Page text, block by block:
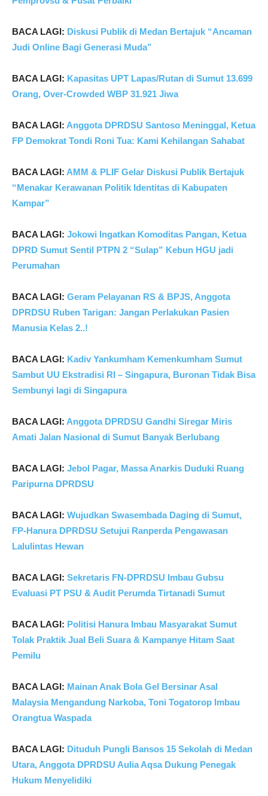
BACA LAGI: Diskusi Publik di Medan Bertajuk “Ancaman
Judi Online Bagi Generasi Muda”
BACA LAGI: Kapasitas UPT Lapas/Rutan di Sumut 13.699
Orang, Over-Crowded WBP 31.921 Jiwa
BACA LAGI: Anggota DPRDSU Santoso Meninggal, Ketua
FP Demokrat Tondi Roni Tua: Kami Kehilangan Sahabat
BACA LAGI: AMM & PLIF Gelar Diskusi Publik Bertajuk
“Menakar Kerawanan Politik Identitas di Kabupaten
Kampar”
BACA LAGI: Jokowi Ingatkan Komoditas Pangan, Ketua
DPRD Sumut Sentil PTPN 2 “Sulap” Kebun HGU jadi
Perumahan
BACA LAGI: Geram Pelayanan RS & BPJS, Anggota
DPRDSU Ruben Tarigan: Jangan Perlakukan Pasien
Manusia Kelas 2..!
BACA LAGI: Kadiv Yankumham Kemenkumham Sumut
Sambut UU Ekstradisi RI – Singapura, Buronan Tidak Bisa
Sembunyi lagi di Singapura
BACA LAGI: Anggota DPRDSU Gandhi Siregar Miris
Amati Jalan Nasional di Sumut Banyak Berlubang
BACA LAGI: Jebol Pagar, Massa Anarkis Duduki Ruang
Paripurna DPRDSU
BACA LAGI: Wujudkan Swasembada Daging di Sumut,
FP-Hanura DPRDSU Setujui Ranperda Pengawasan
Lalulintas Hewan
BACA LAGI: Sekretaris FN-DPRDSU Imbau Gubsu
Evaluasi PT PSU & Audit Perumda Tirtanadi Sumut
BACA LAGI: Politisi Hanura Imbau Masyarakat Sumut
Tolak Praktik Jual Beli Suara & Kampanye Hitam Saat
Pemilu
BACA LAGI: Mainan Anak Bola Gel Bersinar Asal
Malaysia Mengandung Narkoba, Toni Togatorop Imbau
Orangtua Waspada
BACA LAGI: Dituduh Pungli Bansos 15 Sekolah di Medan
Utara, Anggota DPRDSU Aulia Aqsa Dukung Penegak
Hukum Menyelidiki